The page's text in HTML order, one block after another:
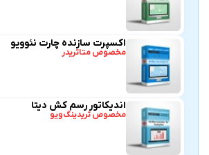
اکسپرت سازنده چارت نئوویو
مخصوص متاتریدر
اندیکاتور رسم کش دیتا
مخصوص تریدینگ‌ویو